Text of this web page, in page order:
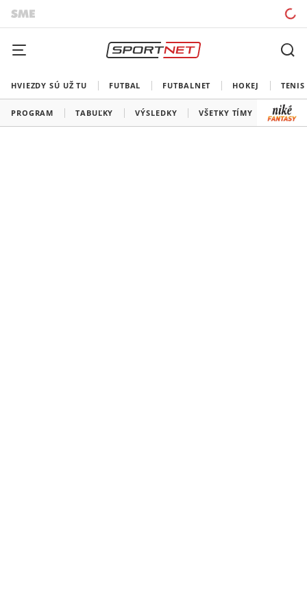
HVIEZDY SÚ UŽ TU FUTBAL FUTBALNET HOKEJ TENIS
PROGRAM TABUĽKY VÝSLEDKY VŠETKY TÍMY